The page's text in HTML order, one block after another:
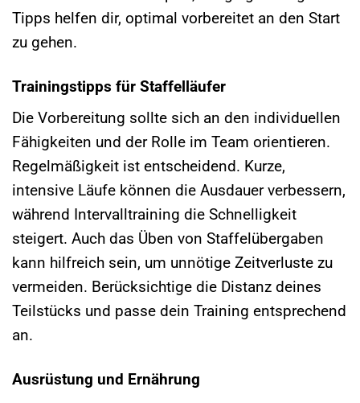
Tipps helfen dir, optimal vorbereitet an den Start
zu gehen.
Trainingstipps für Staffelläufer
Die Vorbereitung sollte sich an den individuellen
Fähigkeiten und der Rolle im Team orientieren.
Regelmäßigkeit ist entscheidend. Kurze,
intensive Läufe können die Ausdauer verbessern,
während Intervalltraining die Schnelligkeit
steigert. Auch das Üben von Staffelübergaben
kann hilfreich sein, um unnötige Zeitverluste zu
vermeiden. Berücksichtige die Distanz deines
Teilstücks und passe dein Training entsprechend
an.
Ausrüstung und Ernährung